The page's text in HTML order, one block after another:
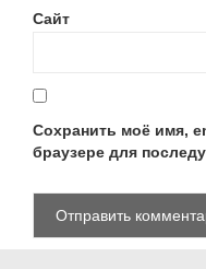
Сайт
Сохранить моё имя,
браузере для